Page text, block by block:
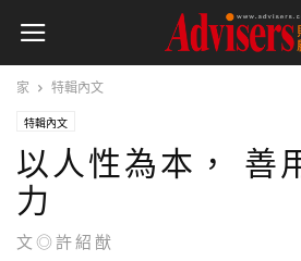
家 特輯內文
特輯內文
以人性為本， 善
力
文◎許紹猷